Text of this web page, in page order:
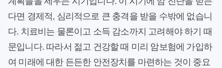
다면 경제적, 심리적으로 큰 충격을 받을 수밖에 없습니
다. 치료비는 물론이고 소득 감소까지 고려해야 하기 때
문입니다. 따라서 젊고 건강할 때 미리 암보험에 가입하
여 미래에 대한 든든한 안전장치를 마련하는 것이 중요